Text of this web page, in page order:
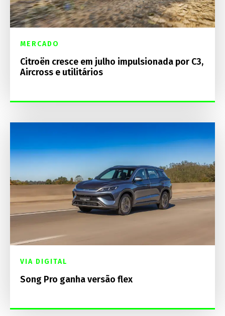
MERCADO
Citroën cresce em julho impulsionada por C3,
Aircross e utilitários
VIA DIGITAL
Song Pro ganha versão flex